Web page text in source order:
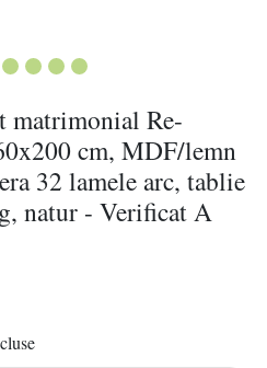
matrimonial Re-
cm, MDF/lemn
32 lamele arc, tablie
natur - Verificat A